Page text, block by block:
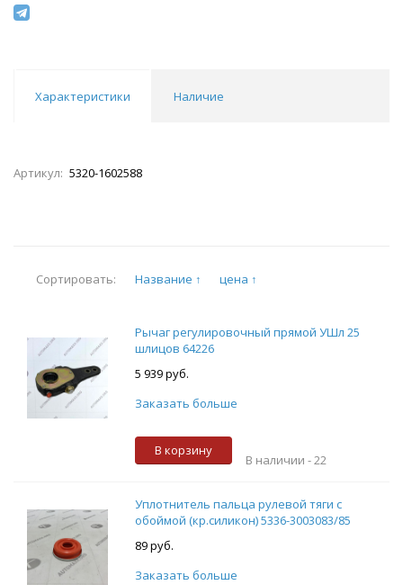
Характеристики Наличие
Артикул: 5320-1602588
Сортировать: Название ↑ цена ↑
Рычаг регулировочный прямой УШл 25
шлицов 64226
5 939 руб.
Заказать больше
В корзину
В наличии -22
Уплотнитель пальца рулевой тяги с
обоймой (кр.силикон) 5336-3003083/85
89 руб.
Заказать больше